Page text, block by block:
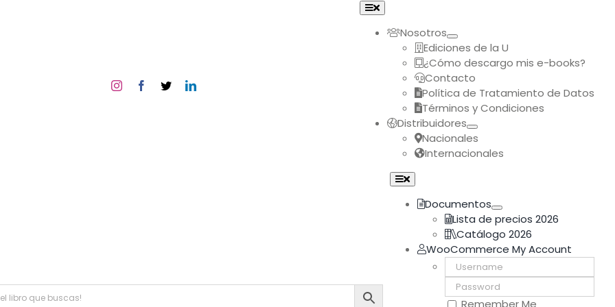
Toggle
Navigation
Nosotros
Ediciones de la U
¿Cómo descargo mis e-books?
Contacto
Política de Tratamiento de Datos
Términos y Condiciones
Distribuidores
Nacionales
Internacionales
Toggle
Navigation
Documentos
Lista de precios 2026
Catálogo 2026
WooCommerce My Account
Username:
Password:
Remember Me